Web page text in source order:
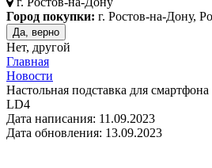
Город покупки: г. Ростов-на-Дону,
Да, верно
Нет, другой
Главная
Новости
Настольная подставка для
LD4
Дата написания: 11.09.2023
Дата обновления: 13.09.2023